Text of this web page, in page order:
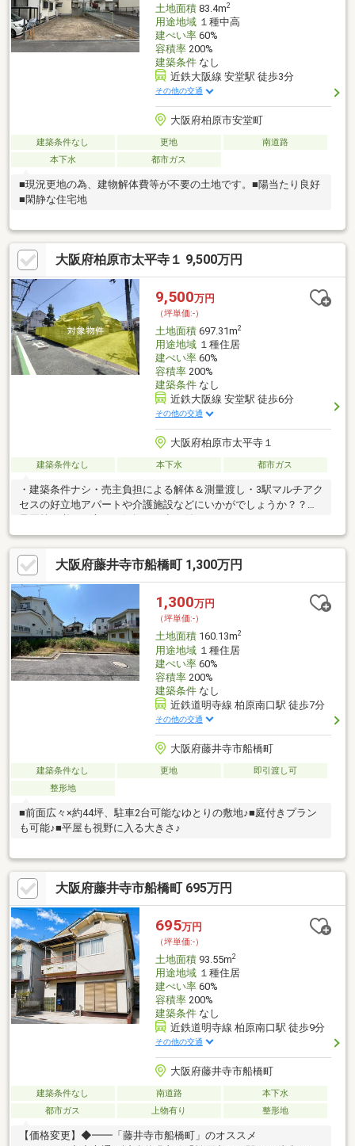
土地面積83.4m2
用途地域１種中高
建ぺい率60%
容積率200%
建築条件なし
近鉄大阪線 安堂駅 徒歩3分
その他の交通
大阪府柏原市安堂町
建築条件なし 更地
南道路
本下水
都市ガス
■現況更地の為、建物解体費等が不要の土地です。■陽当たり良好
■閑静な住宅地
大阪府柏原市太平寺１ 9,500万円
9,500万円
（坪単価:-）
土地面積697.31m2
用途地域１種住居
建ぺい率60%
容積率200%
建築条件なし
近鉄大阪線 安堂駅 徒歩6分
その他の交通
大阪府柏原市太平寺１
建築条件なし 本下水 都市ガス
・建築条件ナシ・売主負担による解体＆測量渡し・3駅マルチアク
セスの好立地アパートや介護施設などにいかがでしょうか？？測
などご希望の方法でお送りします。
大阪府藤井寺市船橋町 1,300万円
1,300万円
（坪単価:-）
土地面積160.13m2
用途地域１種住居
建ぺい率60%
容積率200%
建築条件なし
近鉄道明寺線 柏原南口駅 徒歩7分
その他の交通
大阪府藤井寺市船橋町
建築条件なし 更地
即引渡し可
整形地
■前面広々×約44坪、駐車2台可能なゆとりの敷地♪■庭付きプラン
も可能♪■平屋も視野に入る大きさ♪
大阪府藤井寺市船橋町 695万円
695万円
（坪単価:-）
土地面積93.55m2
用途地域１種住居
建ぺい率60%
容積率200%
建築条件なし
近鉄道明寺線 柏原南口駅 徒歩9分
その他の交通
大阪府藤井寺市船橋町
建築条件なし 南道路
本下水
都市ガス
上物有り 整形地
【価格変更】◆━━「藤井寺市船橋町」のオススメ